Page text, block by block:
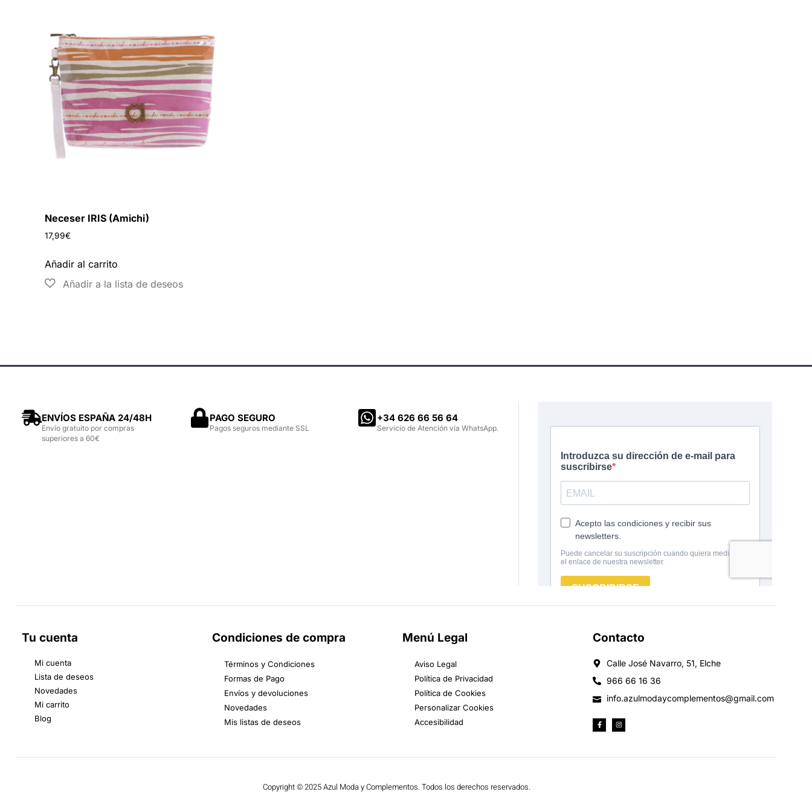
Neceser IRIS (Amichi)
17,99€
Añadir al carrito
ENVÍOS ESPAÑA 24/48H
Envío gratuito por compras
superiores a 60€
PAGO SEGURO
Pagos seguros mediante SSL
‪+34 626 66 56 64‬
Servicio de Atención vía WhatsApp.
Tu cuenta
Mi cuenta
Lista de deseos
Novedades
Mi carrito
Blog
Condiciones de compra
Términos y Condiciones
Formas de Pago
Envíos y devoluciones
Novedades
Mis listas de deseos
Menú Legal
Aviso Legal
Política de Privacidad
Política de Cookies
Personalizar Cookies
Accesibilidad
Contacto
Calle José Navarro, 51, Elche
966 66 16 36
info.azulmodaycomplementos@gmail.com
Copyright © 2025 Azul Moda y Complementos. Todos los derechos reservados.